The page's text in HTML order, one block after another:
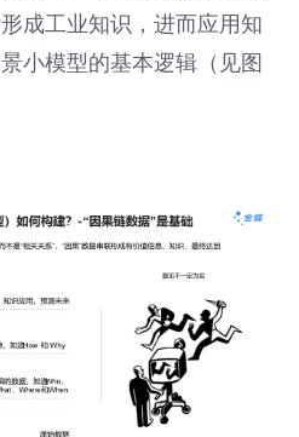
成工业知识，进而应用知
小模型的基本逻辑（见图